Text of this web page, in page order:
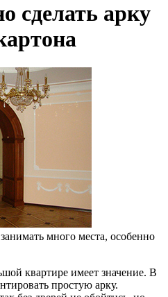
сделать арку
много места, особенно
квартире имеет значение. В
простую арку.